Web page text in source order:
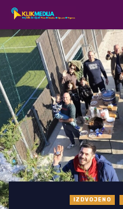
IZDVOJENO